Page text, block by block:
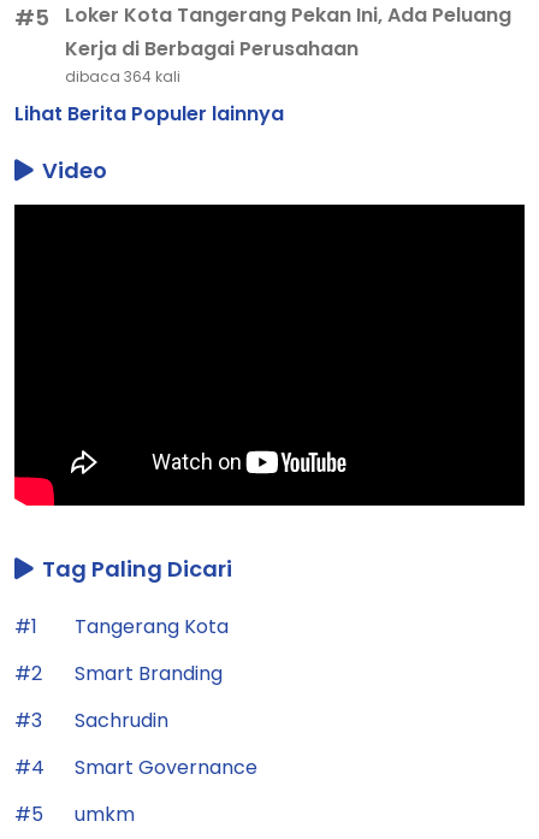
#5
Loker Kota Tangerang Pekan Ini, Ada Peluang
Kerja di Berbagai Perusahaan
dibaca 364 kali
Lihat Berita Populer lainnya
Video
Tag Paling Dicari
#1
Tangerang Kota
#2
Smart Branding
#3
Sachrudin
#4
Smart Governance
#5
umkm